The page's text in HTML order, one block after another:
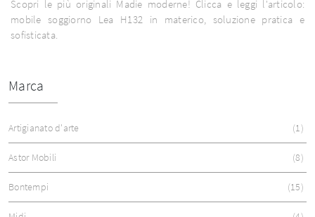
Scopri le più originali Madie moderne! Clicca e leggi l'articolo:
mobile soggiorno Lea H132 in materico, soluzione pratica e
sofisticata.
Marca
Artigianato d'arte 1
Astor Mobili 8
Bontempi 15